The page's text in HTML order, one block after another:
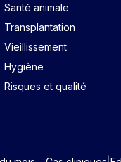
Santé animale
Transplantation
Vieillissement
Hygiène
Risques et qualité